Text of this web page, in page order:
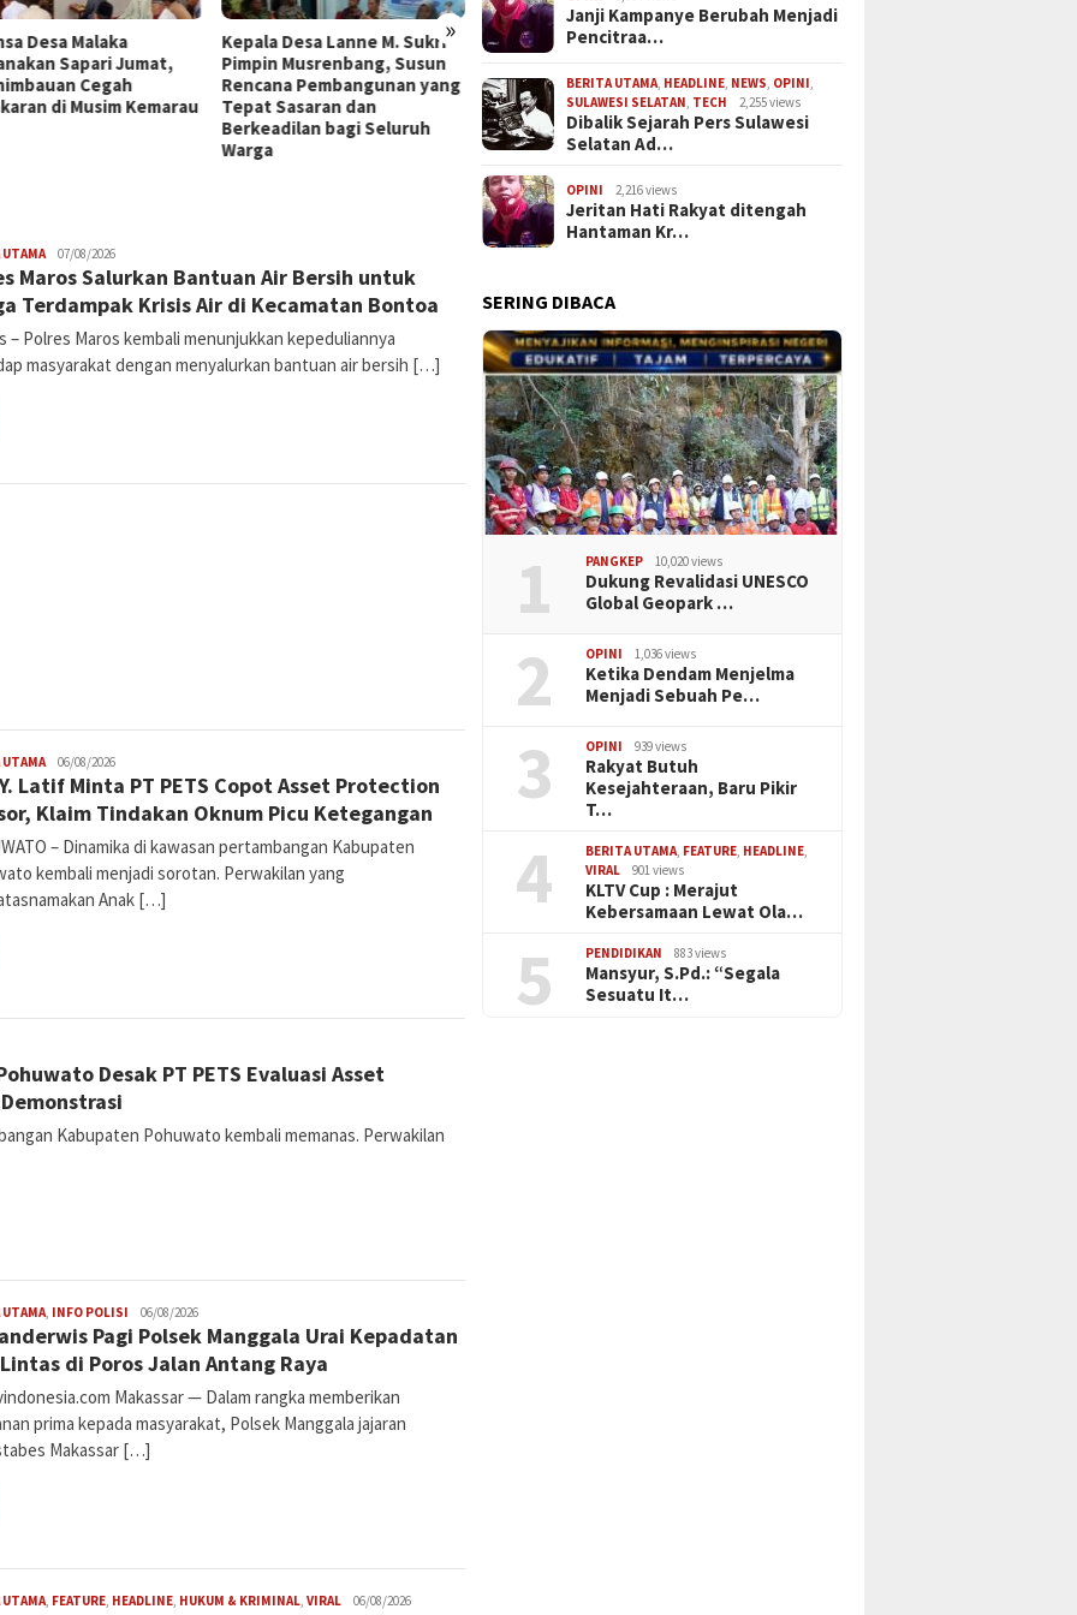
»
Desa Malaka
Sapari Jumat,
Cegah
di Musim Kemarau
Kepala Desa Lanne M. Sukri
Pimpin Musrenbang, Susun
Rencana Pembangunan yang
Tepat Sasaran dan
Berkeadilan bagi Seluruh
Warga
Pimpin Anev Bulanan,
Peningkatan Pelayanan
Masyarakat dan Kesiapan
Pengamanan HUT RI ke-81
Seberuang Tuntut Klarifikasi
Kades Sunardi atas 4
Program APBDes 2025 yang
Sulsel
07/08/2026
Maros Salurkan Bantuan Air Bersih untuk
Terdampak Krisis Air di Kecamatan Bontoa
– Polres Maros kembali menunjukkan kepeduliannya
masyarakat dengan menyalurkan bantuan air bersih […]
Deddy
Bertus
06/08/2026
Latif Minta PT PETS Copot Asset Protection
Klaim Tindakan Oknum Picu Ketegangan
– Dinamika di kawasan pertambangan Kabupaten
kembali menjadi sorotan. Perwakilan yang
Anak […]
Desak PT PETS Evaluasi Asset
Kabupaten Pohuwato kembali memanas. Perwakilan
, INFO POLISI Sulsel
06/08/2026
Pagi Polsek Manggala Urai Kepadatan
di Poros Jalan Antang Raya
Makassar — Dalam rangka memberikan
prima kepada masyarakat, Polsek Manggala jajaran
Makassar […]
, FEATURE, HEADLINE, HUKUM & KRIMINAL, VIRAL Sulsel
06/08/2026
Janji Kampanye Berubah Menjadi
Pencitraa…
BERITA UTAMA, HEADLINE, NEWS, OPINI,
SULAWESI SELATAN, TECH 2,255 views
Dibalik Sejarah Pers Sulawesi
Selatan Ad…
OPINI 2,216 views
Jeritan Hati Rakyat ditengah
Hantaman Kr…
SERING DIBACA
1 PANGKEP 10,020 views
Dukung Revalidasi UNESCO
Global Geopark …
2 OPINI 1,036 views
Ketika Dendam Menjelma
Menjadi Sebuah Pe…
3 OPINI 939 views
Rakyat Butuh
Kesejahteraan, Baru Pikir
T…
4 BERITA UTAMA, FEATURE, HEADLINE,
VIRAL
901 views
KLTV Cup : Merajut
Kebersamaan Lewat Ola…
5 PENDIDIKAN 883 views
Mansyur, S.Pd.: “Segala
Sesuatu It…